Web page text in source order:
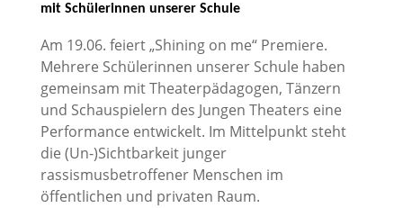
mit Schülerinnen unserer Schule
Am 19.06. feiert „Shining on me“ Premiere.
Mehrere Schülerinnen unserer Schule haben
gemeinsam mit Theaterpädagogen, Tänzern
und Schauspielern des Jungen Theaters eine
Performance entwickelt. Im Mittelpunkt steht
die (Un-)Sichtbarkeit junger
rassismusbetroffener Menschen im
öffentlichen und privaten Raum.